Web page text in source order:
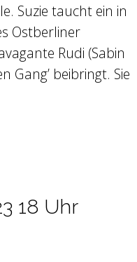
Suzie taucht ein in
Ostberliner
Rudi (Sabin
Gang’ beibringt. Sie
18 Uhr